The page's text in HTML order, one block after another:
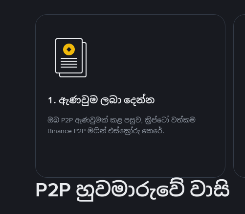
1. ඇණවුම ලබා දෙන්න
ඔබ P2P ඇණවුමක් කළ පසුව, ක්‍රිප්ටෝ වත්කම
Binance P2P මගින් එස්ක්‍රෝරු කෙරේ.
P2P හුවමාරුවේ වාසි